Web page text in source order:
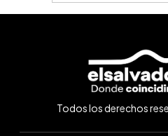
Todos los derechos